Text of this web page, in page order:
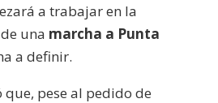
a trabajar en la
una marcha a Punta
a definir.
pese al pedido de